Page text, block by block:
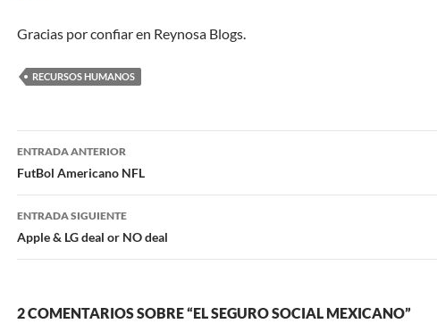
Gracias por confiar en Reynosa Blogs.
RECURSOS HUMANOS
Navegación
de
entradas
ENTRADA ANTERIOR
FutBol Americano NFL
ENTRADA SIGUIENTE
Apple & LG deal or NO deal
2 COMENTARIOS SOBRE “EL SEGURO SOCIAL MEXICANO”